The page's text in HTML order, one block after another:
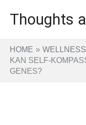
Thoughts
HOME
WELLNESS
KAN SELF-
GENES?